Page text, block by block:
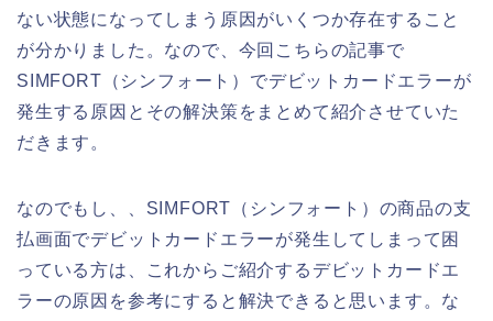
ない状態になってしまう原因がいくつか存在すること
が分かりました。なので、今回こちらの記事で
SIMFORT（シンフォート）でデビットカードエラーが
発生する原因とその解決策をまとめて紹介させていた
だきます。
なのでもし、、SIMFORT（シンフォート）の商品の支
払画面でデビットカードエラーが発生してしまって困
っている方は、これからご紹介するデビットカードエ
ラーの原因を参考にすると解決できると思います。な